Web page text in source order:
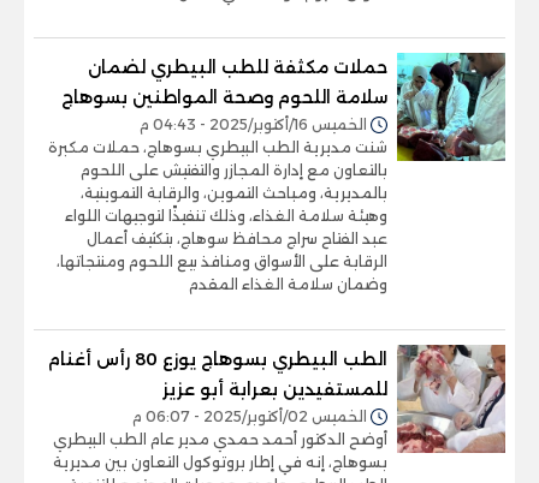
حملات مكثفة للطب البيطري لضمان
سلامة اللحوم وصحة المواطنين بسوهاج
الخميس 16/أكتوبر/2025 - 04:43 م
شنت مديرية الطب البيطري بسوهاج، حملات مكبرة
بالتعاون مع إدارة المجازر والتفتيش على اللحوم
بالمديرية، ومباحث التموين، والرقابة التموينية،
وهيئة سلامة الغذاء، وذلك تنفيذًا لتوجيهات اللواء
عبد الفتاح سراج محافظ سوهاج، بتكثيف أعمال
الرقابة على الأسواق ومنافذ بيع اللحوم ومنتجاتها،
وضمان سلامة الغذاء المقدم
الطب البيطري بسوهاج يوزع 80 رأس أغنام
للمستفيدين بعرابة أبو عزيز
الخميس 02/أكتوبر/2025 - 06:07 م
أوضح الدكتور أحمد حمدي مدير عام الطب البيطري
بسوهاج، إنه في إطار بروتوكول التعاون بين مديرية